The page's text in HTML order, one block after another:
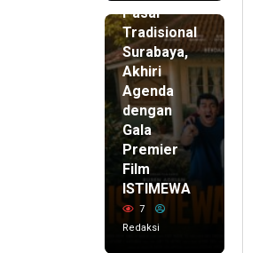
Pasar
Tradisional
Surabaya,
Akhiri
Agenda
dengan
Gala
Premier
Film
ISTIMEWA
7
Redaksi